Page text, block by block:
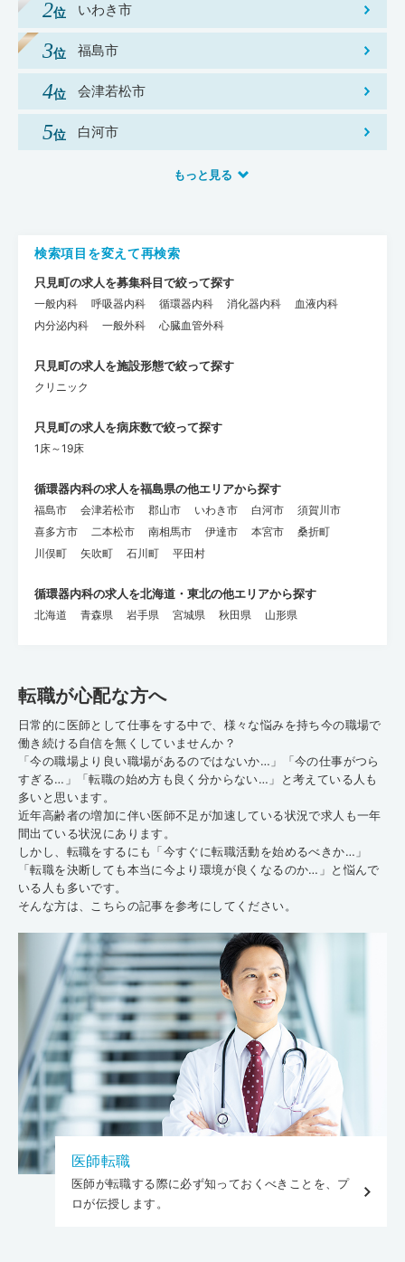
いわき市
福島市
会津若松市
白河市
もっと見る
検索項目を変えて再検索
只見町の求人を募集科目で絞って探す
一般内科 呼吸器内科 循環器内科 消化器内科
血液内科
内分泌内科
一般外科 心臓血管外科
只見町の求人を施設形態で絞って探す
クリニック
只見町の求人を病床数で絞って探す
1床～19床
循環器内科の求人を福島県の他エリアから探す
福島市 会津若松市 郡山市 いわき市 白河市
須賀川市
喜多方市
二本松市 南相馬市 伊達市 本宮市
桑折町
川俣町
矢吹町 石川町 平田村
循環器内科の求人を北海道・東北の他エリアから探す
北海道 青森県 岩手県 宮城県 秋田県 山形県
転職が心配な方へ
日常的に医師として仕事をする中で、様々な悩みを持ち今の職場で
働き続ける自信を無くしていませんか？
「今の職場より良い職場があるのではないか…」「今の仕事がつら
すぎる…」「転職の始め方も良く分からない…」と考えている人も
多いと思います。
近年高齢者の増加に伴い医師不足が加速している状況で求人も一年
間出ている状況にあります。
しかし、転職をするにも「今すぐに転職活動を始めるべきか…」
「転職を決断しても本当に今より環境が良くなるのか…」と悩んで
いる人も多いです。
そんな方は、こちらの記事を参考にしてください。
医師転職
医師が転職する際に必ず知っておくべきことを、プ
ロが伝授します。